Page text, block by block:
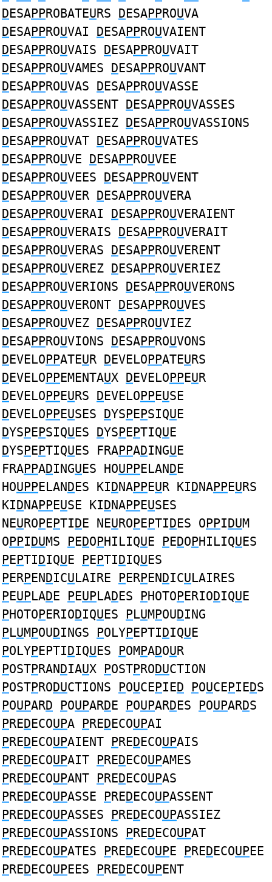
DESAPPROBATEURS DESAPPROUVA
DESAPPROUVAI DESAPPROUVAIENT
DESAPPROUVAIS DESAPPROUVAIT
DESAPPROUVAMES DESAPPROUVANT
DESAPPROUVAS DESAPPROUVASSE
DESAPPROUVASSENT DESAPPROUVASSES
DESAPPROUVASSIEZ DESAPPROUVASSIONS
DESAPPROUVAT DESAPPROUVATES
DESAPPROUVE DESAPPROUVEE
DESAPPROUVEES DESAPPROUVENT
DESAPPROUVER DESAPPROUVERA
DESAPPROUVERAI DESAPPROUVERAIENT
DESAPPROUVERAIS DESAPPROUVERAIT
DESAPPROUVERAS DESAPPROUVERENT
DESAPPROUVEREZ DESAPPROUVERIEZ
DESAPPROUVERIONS DESAPPROUVERONS
DESAPPROUVERONT DESAPPROUVES
DESAPPROUVEZ DESAPPROUVIEZ
DESAPPROUVIONS DESAPPROUVONS
DEVELOPPATEUR DEVELOPPATEURS
DEVELOPPEMENTAUX DEVELOPPEUR
DEVELOPPEURS DEVELOPPEUSE
DEVELOPPEUSES DYSPEPSIQUE
DYSPEPSIQUES DYSPEPTIQUE
DYSPEPTIQUES FRAPPADINGUE
FRAPPADINGUES HOUPPELANDE
HOUPPELANDES KIDNAPPEUR KIDNAPPEURS
KIDNAPPEUSE KIDNAPPEUSES
NEUROPEPTIDE NEUROPEPTIDES OPPIDUM
OPPIDUMS PEDOPHILIQUE PEDOPHILIQUES
PEPTIDIQUE PEPTIDIQUES
PERPENDICULAIRE PERPENDICULAIRES
PEUPLADE PEUPLADES PHOTOPERIODIQUE
PHOTOPERIODIQUES PLUMPOUDING
PLUMPOUDINGS POLYPEPTIDIQUE
POLYPEPTIDIQUES POMPADOUR
POSTPRANDIAUX POSTPRODUCTION
POSTPRODUCTIONS POUCEPIED POUCEPIEDS
POUPARD POUPARDE POUPARDES POUPARDS
PREDECOUPA PREDECOUPAI
PREDECOUPAIENT PREDECOUPAIS
PREDECOUPAIT PREDECOUPAMES
PREDECOUPANT PREDECOUPAS
PREDECOUPASSE PREDECOUPASSENT
PREDECOUPASSES PREDECOUPASSIEZ
PREDECOUPASSIONS PREDECOUPAT
PREDECOUPATES PREDECOUPE PREDECOUPEE
PREDECOUPEES PREDECOUPENT